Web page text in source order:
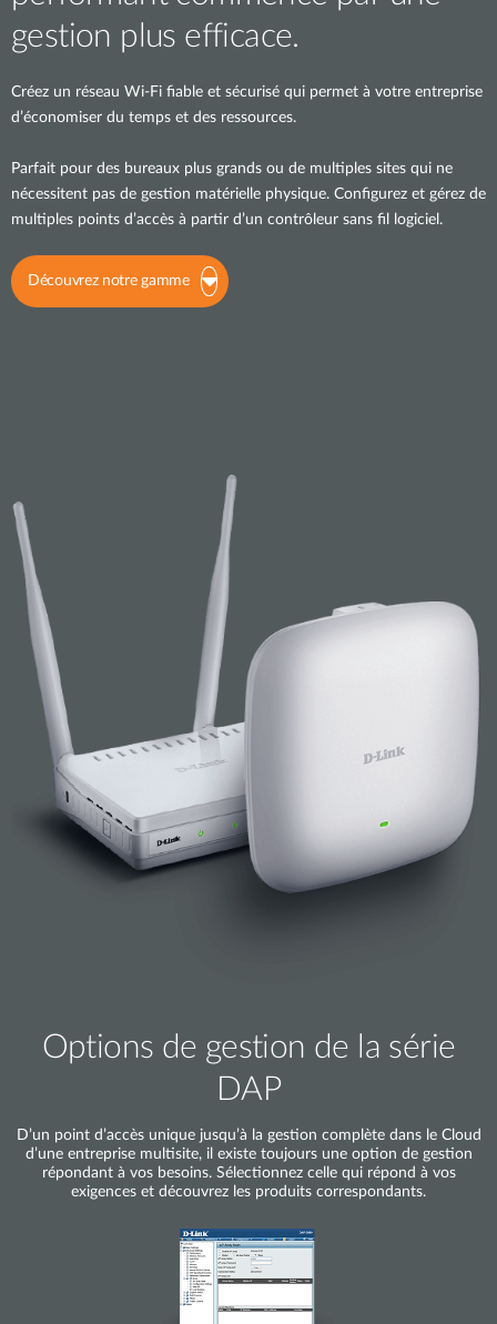
gestion plus efficace.
Créez un réseau Wi-Fi fiable et sécurisé qui permet à votre entreprise
d’économiser du temps et des ressources.
Parfait pour des bureaux plus grands ou de multiples sites qui ne
nécessitent pas de gestion matérielle physique. Configurez et gérez de
multiples points d’accès à partir d’un contrôleur sans fil logiciel.
Découvrez notre gamme
Options de gestion de la série
DAP
D’un point d’accès unique jusqu’à la gestion complète dans le Cloud
d’une entreprise multisite, il existe toujours une option de gestion
répondant à vos besoins. Sélectionnez celle qui répond à vos
exigences et découvrez les produits correspondants.